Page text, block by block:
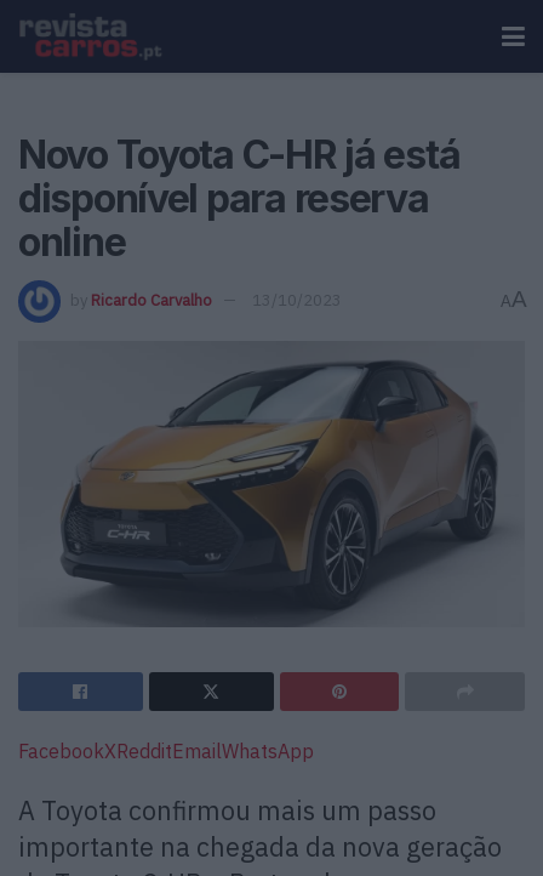
Novo Toyota C-HR já está
disponível para reserva
online
by Ricardo Carvalho 13/10/2023 AA
FacebookXRedditEmailWhatsApp
A Toyota confirmou mais um passo
importante na chegada da nova geração